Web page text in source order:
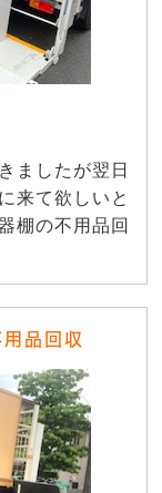
ましたが翌日
来て欲しいと
棚の不用品回
用品回収